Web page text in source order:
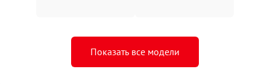
Показать все модели